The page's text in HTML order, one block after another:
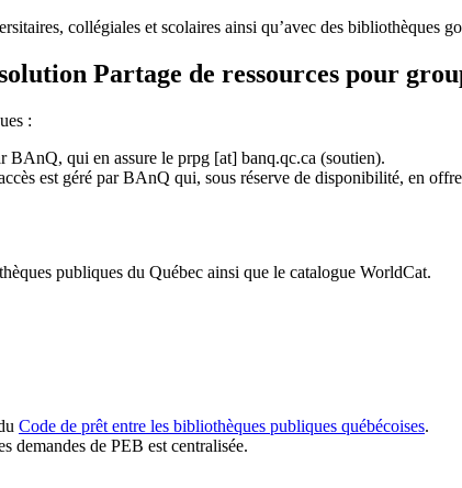
collégiales et scolaires ainsi qu’avec des bibliothèques
Partage de ressources pour
:
BAnQ, qui en assure le prpg [at] banq.qc.ca (soutien).
est géré par BAnQ qui, sous réserve de disponibilité, en
publiques du Québec ainsi que le catalogue WorldCat.
Code de prêt entre les bibliothèques publiques québécoises.
demandes de PEB est centralisée.